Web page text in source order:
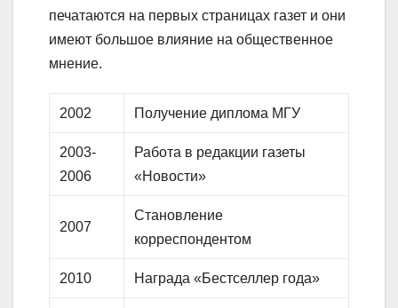
печатаются на первых страницах газет и они
имеют большое влияние на общественное
мнение.
2002 Получение диплома МГУ
2003-
2006
Работа в редакции газеты
«Новости»
2007
Становление
корреспондентом
2010 Награда «Бестселлер года»